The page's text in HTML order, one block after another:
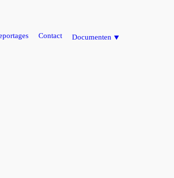
Documenten ⯆
Contact